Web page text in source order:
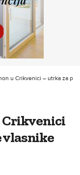
u Crikvenici – utrka za
Crikvenici
vlasnike